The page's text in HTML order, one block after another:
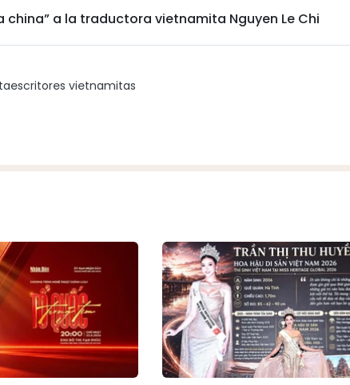
a la traductora vietnamita Nguyen Le Chi
escritores vietnamitas